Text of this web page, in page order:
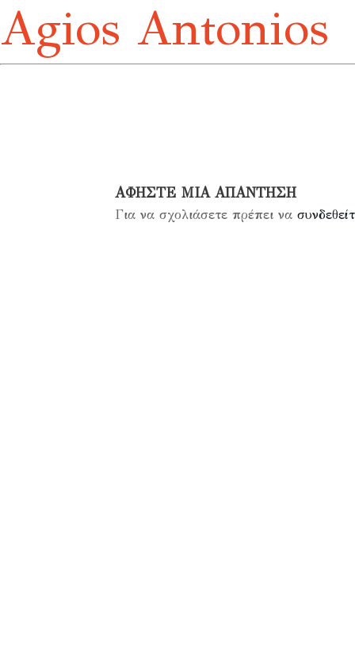
Agios Antonios
ΑΦΉΣΤΕ ΜΙΑ ΑΠΆΝΤΗΣΗ
Για να σχολιάσετε πρέπει να